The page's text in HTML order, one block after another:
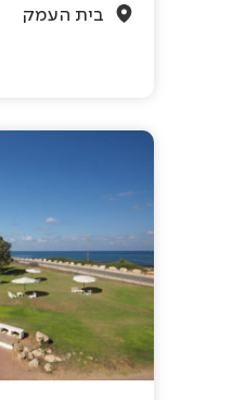
בית העמק